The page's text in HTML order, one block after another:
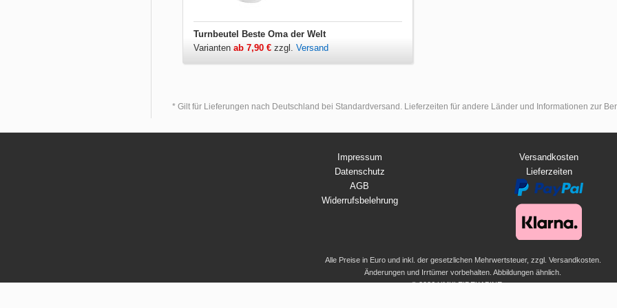
Turnbeutel Beste Oma der Welt
Varianten ab 7,90 € zzgl. Versand
* Gilt für Lieferungen nach Deutschland bei Standardversand. Lieferzeiten für andere Länder und Informationen zur
Impressum
Datenschutz
AGB
Widerrufsbelehrung
Versandkosten
Lieferzeiten
Alle Preise in Euro und inkl. der gesetzlichen Mehrwertsteuer, zzgl. Versandkosten.
Änderungen und Irrtümer vorbehalten. Abbildungen ähnlich.
© 2026 UMKLEIDEKABINE.net